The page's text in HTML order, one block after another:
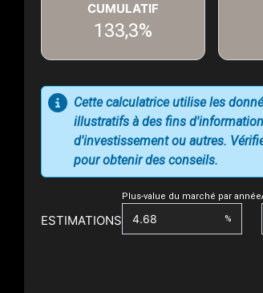
CUMULATIF
133,3%
ESTIMATIONS
Plus-value du marché par année
%
Cette calculatrice utilise les
illustratifs à des fins
d'investissement ou autres.
pour obtenir des conseils.